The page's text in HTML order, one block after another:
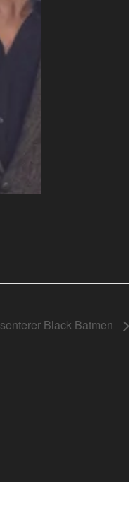
Black Batmen